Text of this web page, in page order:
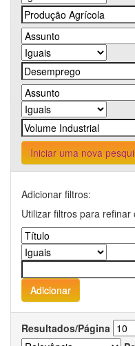
Iniciar uma nova
Adicionar filtros:
Utilizar filtros para
Resultados/Página